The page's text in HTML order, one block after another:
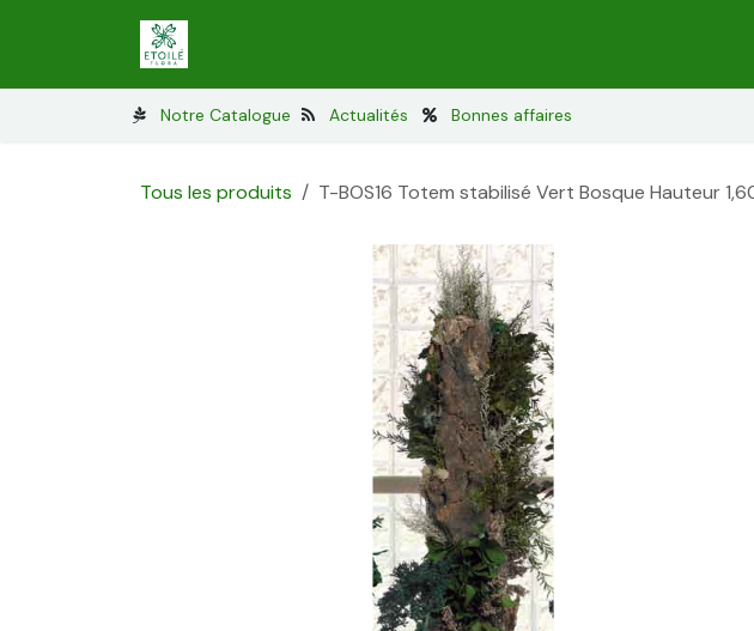
Notre Catalogue Actualités Bonnes affaires
Tous les produits T-BOS16 Totem stabilisé Vert Bosque Hauteur